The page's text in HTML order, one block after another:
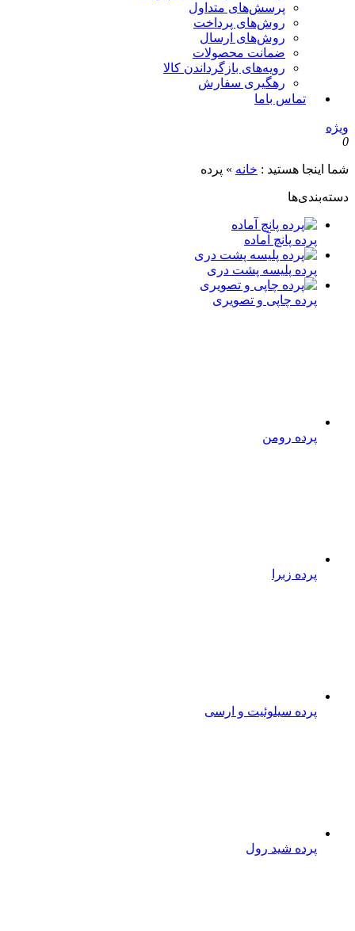
پرسش‌های متداول
روش‌های پرداخت
روش‌های ارسال
ضمانت محصولات
رویه‌های بازگرداندن کالا
رهگیری سفارش
تماس باما
اینجا هستید : خانه»پرده
پرده پانچ آماده
پرده پلیسه پشت دری
پرده چاپی و تصویری
پرده رومن
پرده زبرا
پرده سیلوئیت و ارسی
پرده شید رول